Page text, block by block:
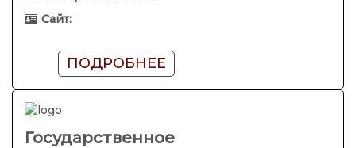
Сайт:
ПОДРОБНЕЕ
Государственное